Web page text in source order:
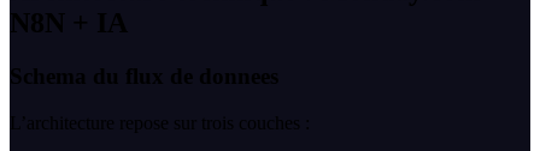
N8N + IA
Schema du flux de donnees
L’architecture repose sur trois couches :